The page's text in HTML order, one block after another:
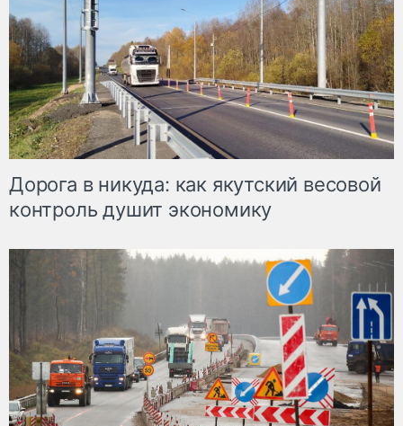
Дорога в никуда: как якутский весовой
контроль душит экономику